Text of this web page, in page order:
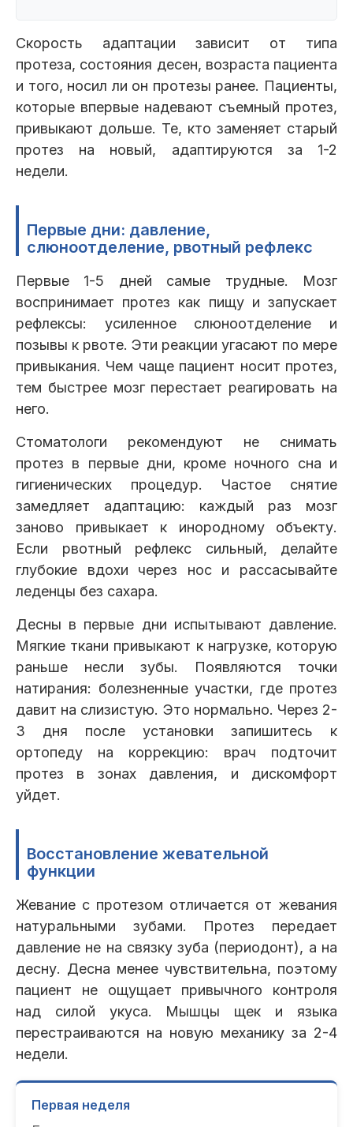
Скорость адаптации зависит от типа
протеза, состояния десен, возраста пациента
и того, носил ли он протезы ранее. Пациенты,
которые впервые надевают съемный протез,
привыкают дольше. Те, кто заменяет старый
протез на новый, адаптируются за 1-2
недели.
Первые дни: давление,
слюноотделение, рвотный рефлекс
Первые 1-5 дней самые трудные. Мозг
воспринимает протез как пищу и запускает
рефлексы: усиленное слюноотделение и
позывы к рвоте. Эти реакции угасают по мере
привыкания. Чем чаще пациент носит протез,
тем быстрее мозг перестает реагировать на
него.
Стоматологи рекомендуют не снимать
протез в первые дни, кроме ночного сна и
гигиенических процедур. Частое снятие
замедляет адаптацию: каждый раз мозг
заново привыкает к инородному объекту.
Если рвотный рефлекс сильный, делайте
глубокие вдохи через нос и рассасывайте
леденцы без сахара.
Десны в первые дни испытывают давление.
Мягкие ткани привыкают к нагрузке, которую
раньше несли зубы. Появляются точки
натирания: болезненные участки, где протез
давит на слизистую. Это нормально. Через 2-
3 дня после установки запишитесь к
ортопеду на коррекцию: врач подточит
протез в зонах давления, и дискомфорт
уйдет.
Восстановление жевательной
функции
Жевание с протезом отличается от жевания
натуральными зубами. Протез передает
давление не на связку зуба (периодонт), а на
десну. Десна менее чувствительна, поэтому
пациент не ощущает привычного контроля
над силой укуса. Мышцы щек и языка
перестраиваются на новую механику за 2-4
недели.
Первая неделя